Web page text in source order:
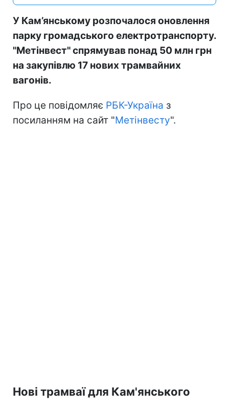
У Кам’янському розпочалося оновлення
парку громадського електротранспорту.
"Метінвест" спрямував понад 50 млн грн
на закупівлю 17 нових трамвайних
вагонів.
Про це повідомляє РБК-Україна з
посиланням на сайт "Метінвесту".
Нові трамваї для Кам'янського